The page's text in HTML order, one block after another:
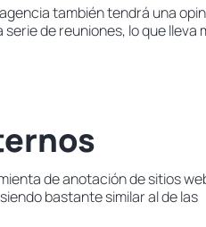
también tendrá una
de reuniones, lo que lleva
de anotación de sitios
bastante similar al de las